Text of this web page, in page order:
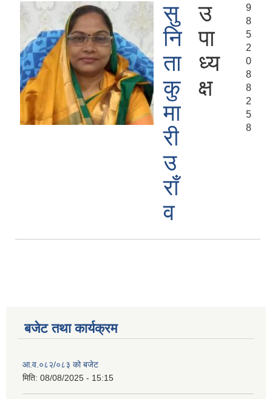
सु
नि
ता
कु
मा
री
उ
राँ
व
उ
पा
ध्य
क्ष
9
8
5
2
0
8
8
2
5
8
बजेट तथा कार्यक्रम
आ.व.०८२/०८३ को बजेट
मिति: 08/08/2025 - 15:15